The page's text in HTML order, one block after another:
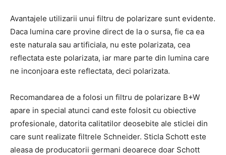
Avantajele utilizarii unui filtru de polarizare sunt evidente.
Daca lumina care provine direct de la o sursa, fie ca ea
este naturala sau artificiala, nu este polarizata, cea
reflectata este polarizata, iar mare parte din lumina care
ne inconjoara este reflectata, deci polarizata.
Recomandarea de a folosi un filtru de polarizare B+W
apare in special atunci cand este folosit cu obiective
profesionale, datorita calitatilor deosebite ale sticlei din
care sunt realizate filtrele Schneider. Sticla Schott este
aleasa de producatorii germani deoarece doar Schott